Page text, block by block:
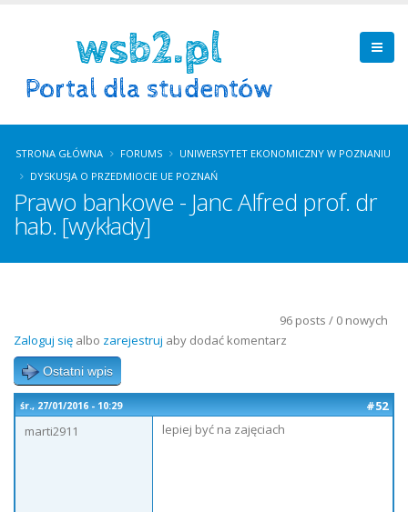
STRONA GŁÓWNA FORUMS
UNIWERSYTET EKONOMICZNY W POZNANIU
DYSKUSJA O PRZEDMIOCIE UE POZNAŃ
Prawo bankowe - Janc Alfred prof. dr
hab. [wykłady]
96 posts / 0 nowych
Zaloguj się albo zarejestruj aby dodać komentarz
Ostatni wpis
śr., 27/01/2016 - 10:29
#52
marti2911
lepiej być na zajęciach